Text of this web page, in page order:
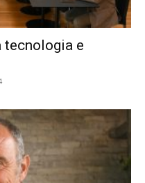
tecnologia e